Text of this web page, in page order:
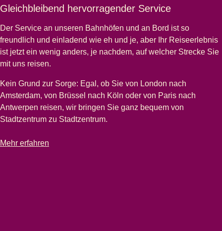
Gleichbleibend hervorragender Service
Der Service an unseren Bahnhöfen und an Bord ist so
freundlich und einladend wie eh und je, aber Ihr Reiseerlebnis
ist jetzt ein wenig anders, je nachdem, auf welcher Strecke Sie
mit uns reisen.
Kein Grund zur Sorge: Egal, ob Sie von London nach
Amsterdam, von Brüssel nach Köln oder von Paris nach
Antwerpen reisen, wir bringen Sie ganz bequem von
Stadtzentrum zu Stadtzentrum.
Mehr erfahren
-Gleichbleibend hervorragender Service